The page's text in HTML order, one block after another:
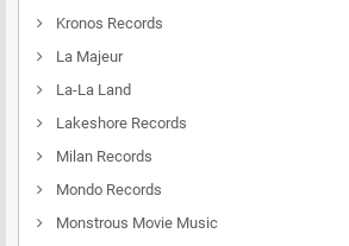
Kronos Records
La Majeur
La-La Land
Lakeshore Records
Milan Records
Mondo Records
Monstrous Movie Music